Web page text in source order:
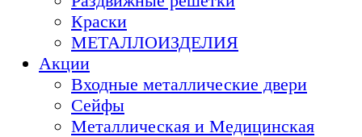
Краски
МЕТАЛЛОИЗДЕЛИЯ
Акции
Входные металлические двери
Сейфы
Металлическая и Медицинская